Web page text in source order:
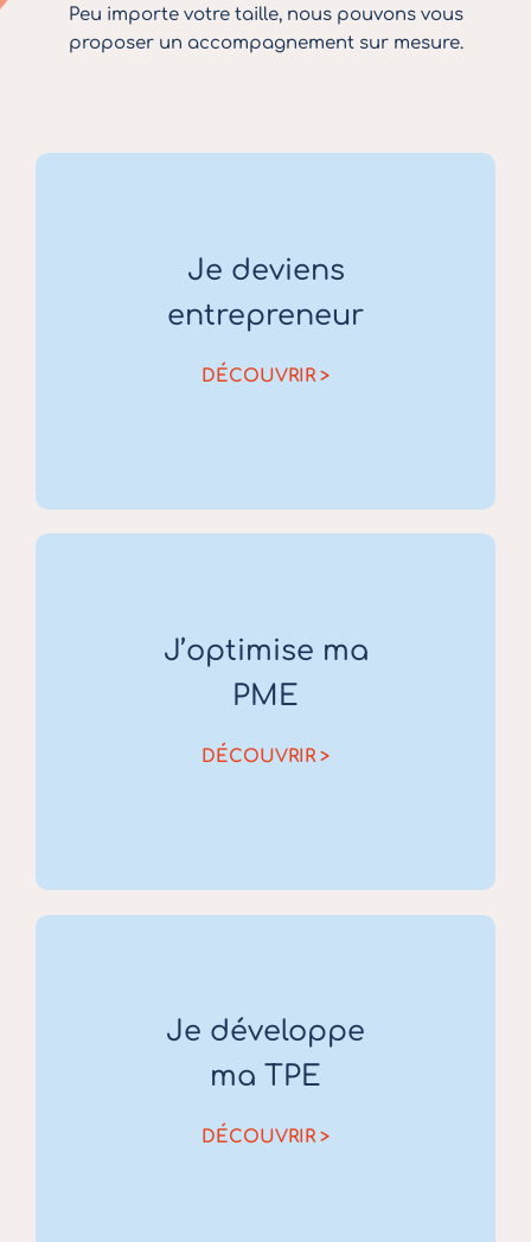
Peu importe votre taille, nous pouvons vous
proposer un accompagnement sur mesure.
Je deviens
entrepreneur
DÉCOUVRIR >
J’optimise ma
PME
DÉCOUVRIR >
Je développe
ma TPE
DÉCOUVRIR >